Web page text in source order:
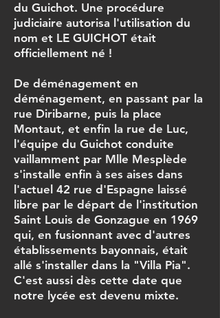
du Guichot. Une procédure
judiciaire autorisa l'utilisation du
nom et LE GUICHOT était
officiellement né !
De déménagement en
déménagement, en passant par la
rue Diribarne, puis la place
Montaut, et enfin la rue de Luc,
l'équipe du Guichot conduite
vaillamment par Mlle Mesplède
s'installe enfin à ses aises dans
l'actuel 42 rue d'Espagne laissé
libre par le départ de l'institution
Saint Louis de Gonzague en 1969
qui, en fusionnant avec d'autres
établissements bayonnais, était
allé s'installer dans la "Villa Pia".
C'est aussi dès cette date que
notre lycée est devenu mixte.